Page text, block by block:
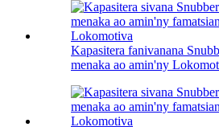
Kapasitera fanivanana
menaka ao amin'ny